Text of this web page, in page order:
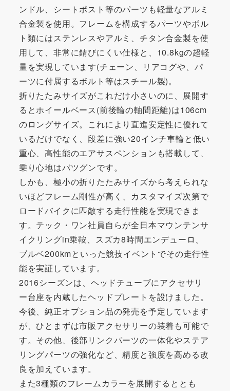
ンドル、シートポスト等のパーツも軽量なアルミ
合金製を使用。フレームを構成するパーツやボル
ト類にはステンレスやアルミ、チタン合金製を使
用して、非常に錆びにくい仕様と、10.8kgの超軽
量を実現しています(チェーン、リアコグや、パ
ーツに付属するボルト等はスチール製)。
折りたたみサイズがこれだけ小さいのに、展開す
るとホイールベース(前後輪の軸間距離)は106cm
のロングサイズ。これにより直進安定性に優れて
いるだけでなく、段差に強い20インチ車輪と低い
重心、高性能のエアサスペンションも搭載して、
乗り心地はバツグンです。
しかも、極小の折りたたみサイズから考えられな
いほどフレーム剛性が高く、カスタマイズ次第で
ロードバイクに匹敵する走行性能を実現できま
す。テック・ワン社員自らが全日本マウンテンサ
イクリングin乗鞍、スズカ8時間エンデューロ、
ブルベ200kmといった競技イベントでその走行性
能を実証しています。
2016シーズンは、ヘッドチューブにアクセサリ
ー台座を内蔵したヘッドプレートを設けました。
今後、純正オプション品の発売を予定しています
が、ひとまずは市販アクセサリーの装着も可能で
す。その他、後部リンクパーツの一体化やステア
リングパーツの強化など、精度と強度を高める改
良を加えています。
また3種類のフレームカラーを展開するととも